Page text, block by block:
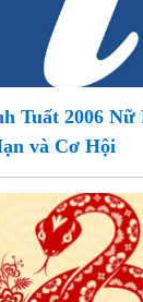
Tuất 2006 Nữ
và Cơ Hội